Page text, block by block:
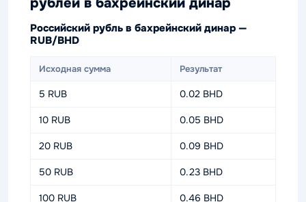
Российский рубль в бахрейнский динар —
RUB/BHD
Исходная сумма Результат
5 RUB 0.02 BHD
10 RUB 0.05 BHD
20 RUB 0.09 BHD
50 RUB 0.23 BHD
100 RUB 0.46 BHD